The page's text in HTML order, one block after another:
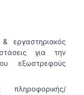
εργαστηριακός
για την
εξωστρεφούς
πληροφορικής/